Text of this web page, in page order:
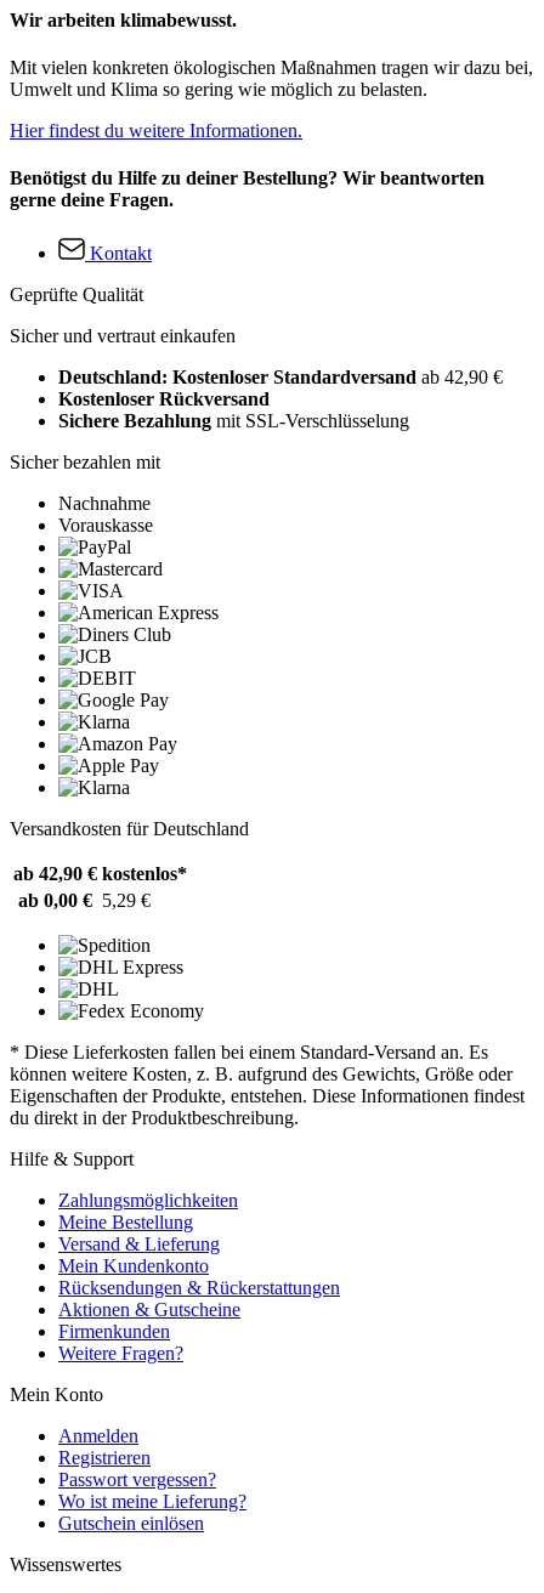
Wir arbeiten klimabewusst.
Mit vielen konkreten ökologischen Maßnahmen tragen wir dazu bei,
Umwelt und Klima so gering wie möglich zu belasten.
Hier findest du weitere Informationen.
Benötigst du Hilfe zu deiner Bestellung? Wir beantworten
gerne deine Fragen.
Kontakt
Geprüfte Qualität
Sicher und vertraut einkaufen
Deutschland: Kostenloser Standardversand ab 42,90 €
Kostenloser Rückversand
Sichere Bezahlung mit SSL-Verschlüsselung
Sicher bezahlen mit
Nachnahme
Vorauskasse
Versandkosten für Deutschland
ab 42,90 € kostenlos*
ab 0,00 € 5,29 €
* Diese Lieferkosten fallen bei einem Standard-Versand an. Es
können weitere Kosten, z. B. aufgrund des Gewichts, Größe oder
Eigenschaften der Produkte, entstehen. Diese Informationen findest
du direkt in der Produktbeschreibung.
Hilfe & Support
Zahlungsmöglichkeiten
Meine Bestellung
Versand & Lieferung
Mein Kundenkonto
Rücksendungen & Rückerstattungen
Aktionen & Gutscheine
Firmenkunden
Weitere Fragen?
Mein Konto
Anmelden
Registrieren
Passwort vergessen?
Wo ist meine Lieferung?
Gutschein einlösen
Wissenswertes